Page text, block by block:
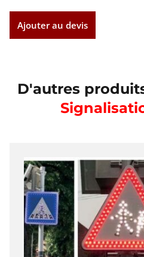
Ajouter au devis
D'autres